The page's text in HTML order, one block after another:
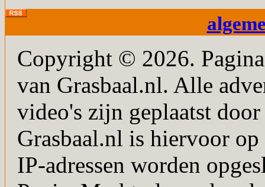
Copyright © 2026.
van Grasbaal.nl. Alle
video's zijn geplaatst
Grasbaal.nl is hiervoor
IP-adressen worden